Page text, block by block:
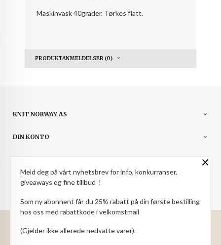
Maskinvask 40grader. Tørkes flatt.
PRODUKTANMELDELSER (0)
KNIT NORWAY AS
DIN KONTO
NYHETSBREV
PARTNERE
Valuta
×
Meld deg på vårt nyhetsbrev for info, konkurranser,
giveaways og fine tillbud !
Som ny abonnent får du 25% rabatt på din første bestilling
hos oss med rabattkode i velkomstmail
(Gjelder ikke allerede nedsatte varer).